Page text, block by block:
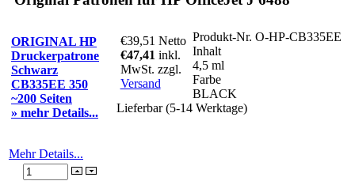
ORIGINAL HP
Druckerpatrone
Schwarz
CB335EE 350
~200 Seiten
» mehr Details...
€39,51 Netto
€47,41 inkl.
MwSt. zzgl.
Versand
Produkt-Nr. O-HP-CB335EE
Inhalt
4,5 ml
Farbe
BLACK
Lieferbar (5-14 Werktage)
Mehr Details...